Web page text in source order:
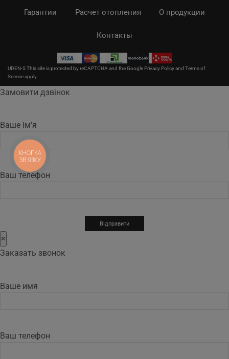
Гарантии Расчет отопления О продукции
Контакты
UDEN-S This site is protected by reCAPTCHA and the Google Privacy Policyand Terms of
Serviceapply.
Замовити дзвінок
Ваше ім'я
Ваш телефон
×
Заказать звонок
Ваше имя
Ваш телефон
КНОПКА
ЗВ'ЯЗКУ